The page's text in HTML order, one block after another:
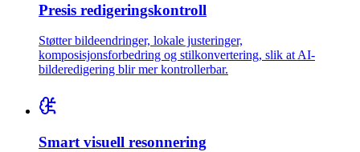
Presis redigeringskontroll
Støtter bildeendringer, lokale justeringer,
komposisjonsforbedring og stilkonvertering, slik at AI-
bilderedigering blir mer kontrollerbar.
Smart visuell resonnering